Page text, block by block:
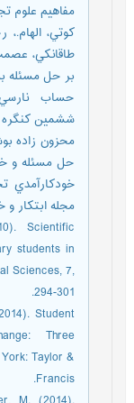
مفاهيم علوم
کوتي،
بر حل مسئله
حساب
ششمين کنگره
حل مسئله و
خودکارآمدي
مجله ابتکار و
Scientific
students in
Sciences, 7,
294-301.
Student
Three
Taylor &
Francis.